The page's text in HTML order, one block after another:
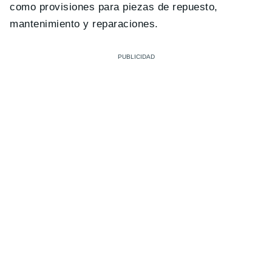
como provisiones para piezas de repuesto,
mantenimiento y reparaciones.